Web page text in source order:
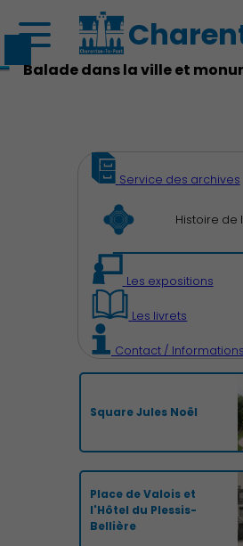
Balade dans la ville et
Service des archives
Histoire de
Les expositions
Les livrets
Contact / Informations
Square Jules Noël
Place de Valois et
l'Hôtel du Plessis-
Bellière